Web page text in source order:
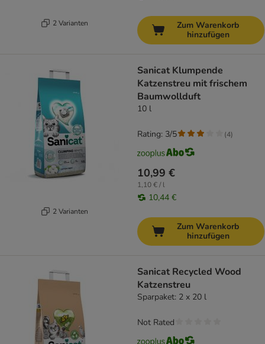
2 Varianten
Zum Warenkorb
hinzufügen
2 Varianten
Sanicat Klumpende
Katzenstreu mit frischem
Baumwollduft
10 l
10,99 €
1,10 € / l
10,44 €
Rating: 3/5 (4)
Zum Warenkorb
hinzufügen
Sanicat Recycled Wood
Katzenstreu
Sparpaket: 2 x 20 l
Not Rated